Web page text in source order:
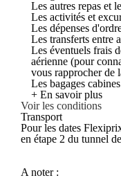
Les autres repas et
Les activités et
Les dépenses
Les transferts entre
Les éventuels frais
aérienne (pour
vous rapprocher de
Les bagages
+ En savoir plus
Voir les conditions
Transport
Pour les dates
en étape 2 du tunnel
A noter :